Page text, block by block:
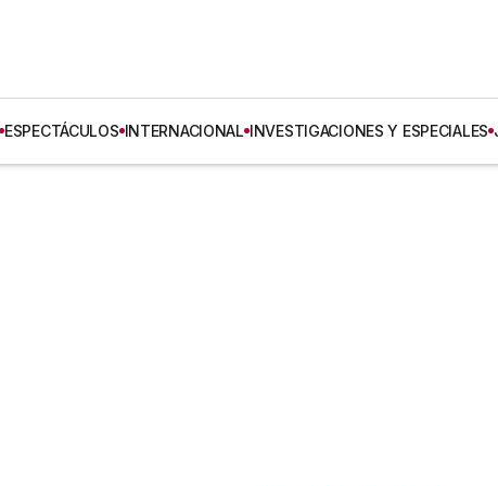
ESPECTÁCULOS INTERNACIONAL INVESTIGACIONES Y ESPECIALES